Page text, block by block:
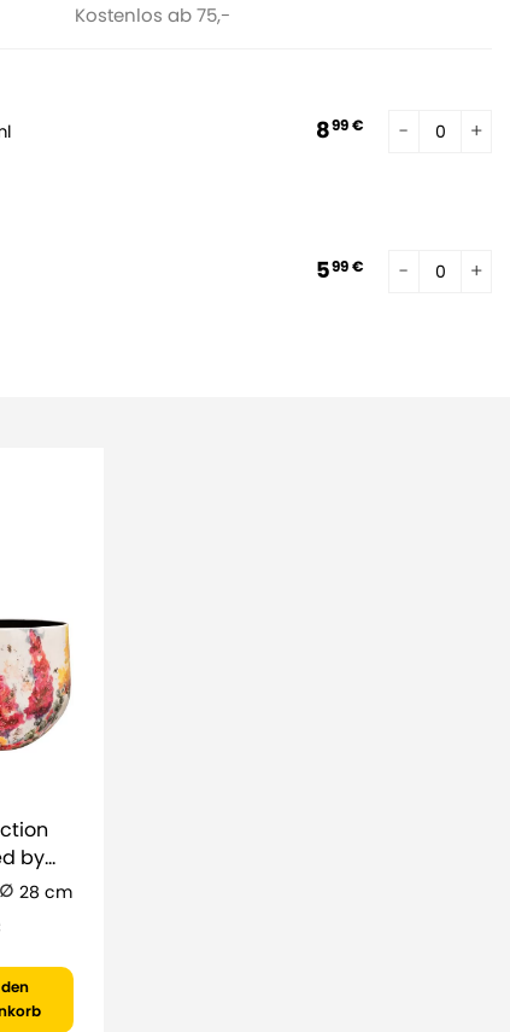
Kostenlos ab 75,-
899 €
599 €
by
Floral
28 cm